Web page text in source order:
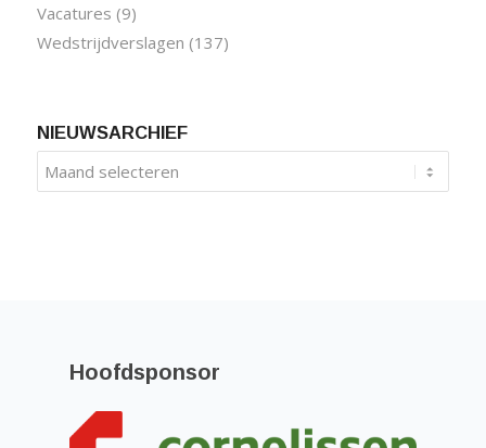
Vacatures (9)
Wedstrijdverslagen (137)
NIEUWSARCHIEF
Hoofdsponsor